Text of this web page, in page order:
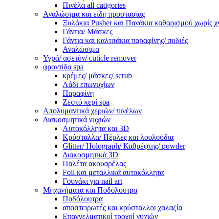
Πινέλα all catigories
Αναλώσιμα και είδη προστασίας
Ξυλάκια Pusher και Πανάκια καθαρισμού χωρίς
Γάντια/ Μάσκες
Γάντια και καλτσάκια παραφίνης/ ποδιές
Αναλώσιμα
Υγρά/ ασετόν/ cuticle remover
φροντίδα spa
κρέμες/ μάσκες/ scrub
Λάδι επωνυχίων
Παραφίνη
Ζεστό κερί spa
Απολυμαντικά χεριών/ πινέλων
Διακοσμητικά νυχιών
Αυτοκόλλητα και 3D
Κρύσταλλα/ Πέρλες και λουλούδια
Glitter/ Holograph/ Καθρέφτης/ powder
Διακοσμητικά 3D
Παλέτα ακουαρέλας
Foil και μεταλλικά αυτοκόλλητα
Γουνάκι για nail art
Μηχανήματα και Ποδόλουτρα
Ποδόλουτρα
αποστειρωτές και κρύσταλλοι χαλαζία
Επαγγελματικοί τροχοί νυχιών